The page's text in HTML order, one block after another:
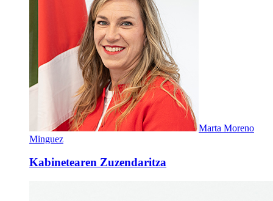
Marta Moreno
Minguez
Kabinetearen Zuzendaritza